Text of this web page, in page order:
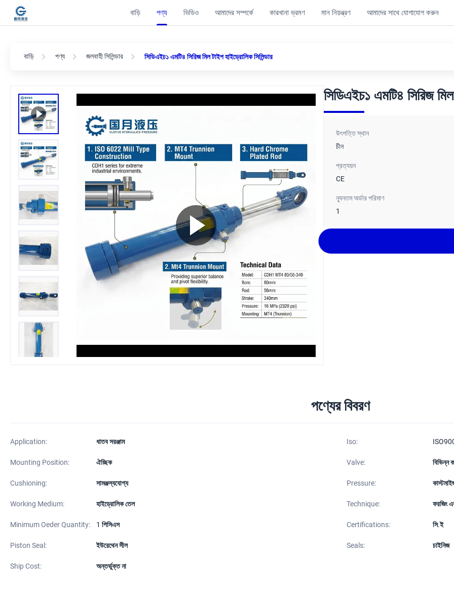
বাড়ি পণ্য ভিডিও আমাদের সম্পর্কে কারখানা ভ্রমণ মান নিয়ন্ত্রণ আমাদের সাথে যোগাযোগ করুন
বাড়ি পণ্য জলবাহী সিলিন্ডার সিডিএইচ১ এমটি৪ সিরিজ মিল টাইপ হাইড্রোলিক সিলিন্ডার
সিডিএইচ১ এমটি৪ সিরিজ
উৎপত্তি স্থান
চীন
প্রত্যয়ন
CE
ন্যূনতম অর্ডার পরিমাণ
1
পণ্যের বিবরণ
Application: ধাতব সরঞ্জাম Iso:
Mounting Position: ঐচ্ছিক Valve: বিভিন্ন
Cushioning: সামঞ্জস্যযোগ্য Pressure:
Working Medium: হাইড্রোলিক তেল Technique: ফরজিং
Minimum Oeder Quantity: 1 পিসিএস Certifications: সি.ই
Piston Seal: ইউরেথেন সীল Seals: চাইনিজ
Ship Cost: অন্তর্ভুক্ত না